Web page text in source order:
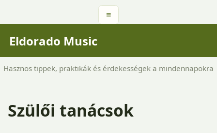
≡
Eldorado Music
Hasznos tippek, praktikák és érdekességek a mindennapokra
Szülői tanácsok